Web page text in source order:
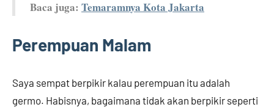
Baca juga: Temaramnya Kota Jakarta
Perempuan Malam
Saya sempat berpikir kalau perempuan itu adalah
germo. Habisnya, bagaimana tidak akan berpikir seperti